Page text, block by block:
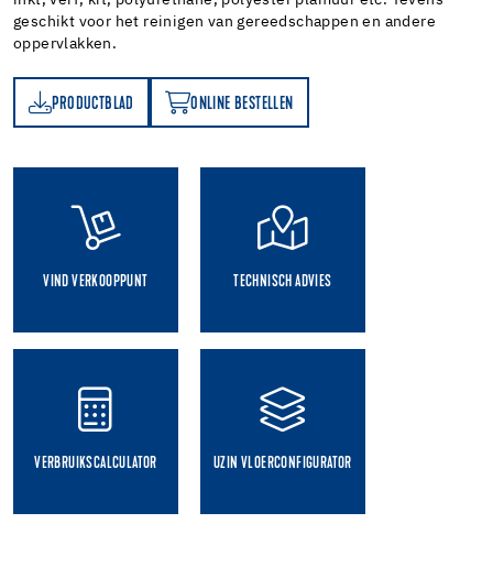
geschikt voor het reinigen van gereedschappen en andere
oppervlakken.
PRODUCTBLAD ONLINE BESTELLEN
ONLINE BESTELLEN
VIND VERKOOPPUNT TECHNISCH ADVIES
VERBRUIKSCALCULATOR UZIN VLOERCONFIGURATOR